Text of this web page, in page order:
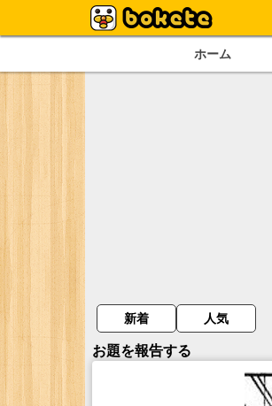
ホーム
新着 人気
お題を報告する